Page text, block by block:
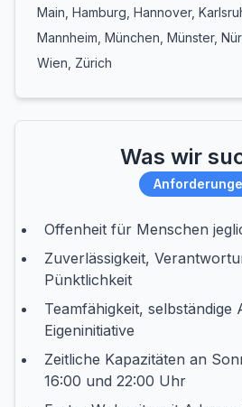
Main, Hamburg, Hannover,
Mannheim, München, Münster,
Wien, Zürich
Was wir
Offenheit für Menschen
Zuverlässigkeit,
Pünktlichkeit
Teamfähigkeit, selbständige
Eigeninitiative
Zeitliche Kapazitäten an
16:00 und 22:00 Uhr